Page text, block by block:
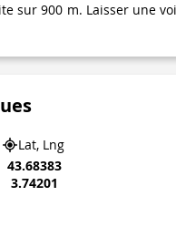
sur 900 m. Laisser une
Lat, Lng
43.68383
3.74201